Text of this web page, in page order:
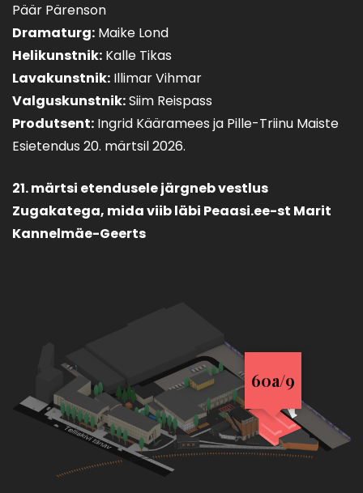
Päär Pärenson
Dramaturg: Maike Lond
Helikunstnik: Kalle Tikas
Lavakunstnik: Illimar Vihmar
Valguskunstnik:Siim Reispass
Produtsent: Ingrid Kääramees ja Pille-Triinu Maiste
Esietendus 20. märtsil 2026.
21. märtsi etendusele järgneb vestlus
Zugakatega, mida viib läbi Peaasi.ee-st Marit
Kannelmäe-Geerts
60a/9